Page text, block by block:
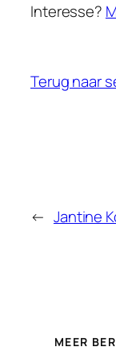
Interesse?
Terug naar
← Jantine
MEER